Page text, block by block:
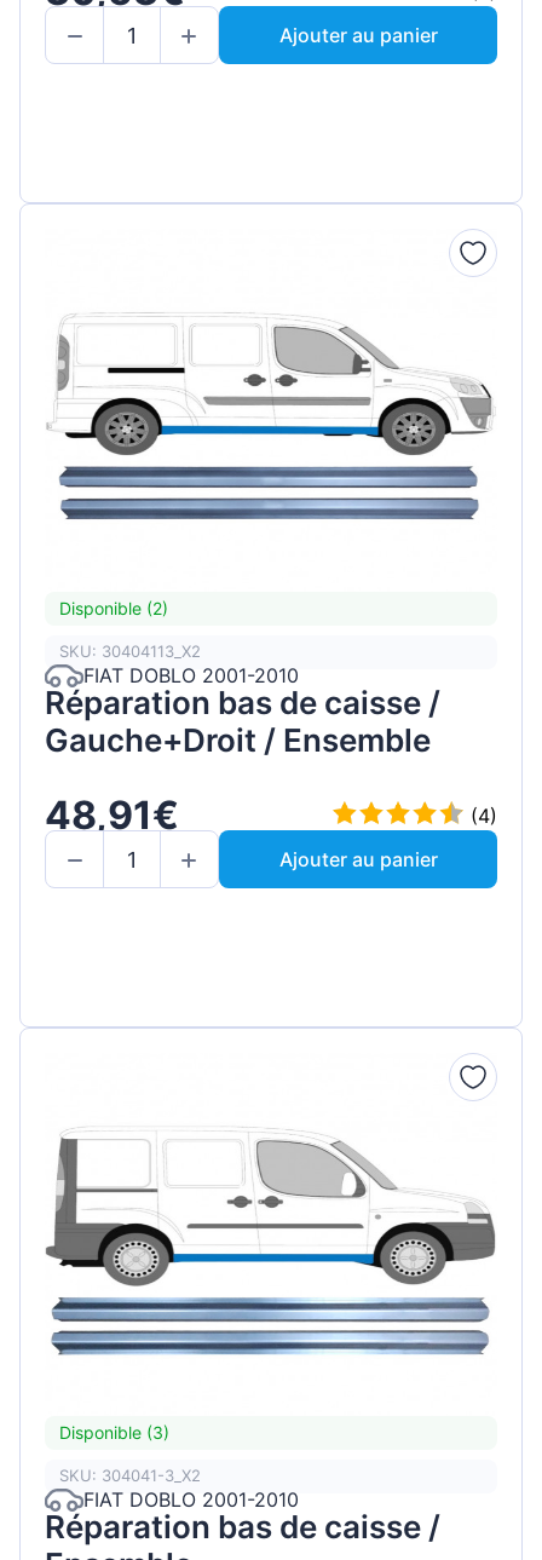
Ajouter au panier
Disponible (2)
SKU: 30404113_X2
FIAT DOBLO 2001-2010
Réparation bas de caisse /
Gauche+Droit / Ensemble
48,91€
(4)
Ajouter au panier
Disponible (3)
SKU: 304041-3_X2
FIAT DOBLO 2001-2010
Réparation bas de caisse /